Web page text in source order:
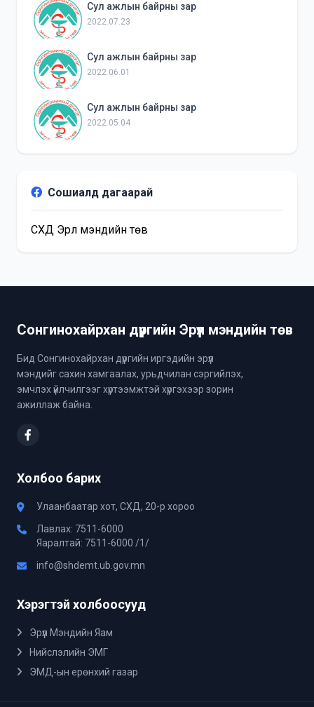
Сул ажлын байрны зар
2022.07.23
Сул ажлын байрны зар
2022.06.01
Сул ажлын байрны зар
2022.05.04
Сошиалд дагаарай
СХД Эрүүл мэндийн төв
Сонгинохайрхан дүүргийн Эрүүл мэндийн төв
Бид Сонгинохайрхан дүүргийн иргэдийн эрүүл
мэндийг сахин хамгаалах, урьдчилан сэргийлэх,
эмчлэх үйлчилгээг хүртээмжтэй хүргэхээр зорин
ажиллаж байна.
Холбоо барих
Улаанбаатар хот, СХД, 20-р хороо
Лавлах: 7511-6000
Яаралтай: 7511-6000 /1/
info@shdemt.ub.gov.mn
Хэрэгтэй холбоосууд
Эрүүл Мэндийн Яам
Нийслэлийн ЭМГ
ЭМД-ын ерөнхий газар